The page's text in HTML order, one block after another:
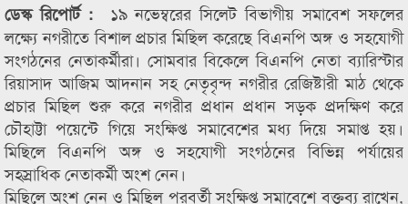
ডেস্ক রিপোর্ট :
১৯ নভেম্বরের সিলেট বিভাগীয় সমাবেশ সফলের
লক্ষ্যে নগরীতে বিশাল প্রচার মিছিল করেছে বিএনপি অঙ্গ ও সহযোগী
সংগঠনের নেতাকর্মীরা। সোমবার বিকেলে বিএনপি নেতা ব্যারিস্টার
রিয়াসাদ আজিম আদনান সহ নেতৃবৃন্দ নগরীর রেজিষ্টারী মাঠ থেকে
প্রচার মিছিল শুরু করে নগরীর প্রধান প্রধান সড়ক প্রদক্ষিণ করে
চৌহাট্টা পয়েন্টে গিয়ে সংক্ষিপ্ত সমাবেশের মধ্য দিয়ে সমাপ্ত হয়।
মিছিলে বিএনপি অঙ্গ ও সহযোগী সংগঠনের বিভিন্ন পর্যায়ের
সহস্রাধিক নেতাকর্মী অংশ নেন।
মিছিলে অংশ নেন ও মিছিল পরবর্তী সংক্ষিপ্ত সমাবেশে বক্তব্য রাখেন,